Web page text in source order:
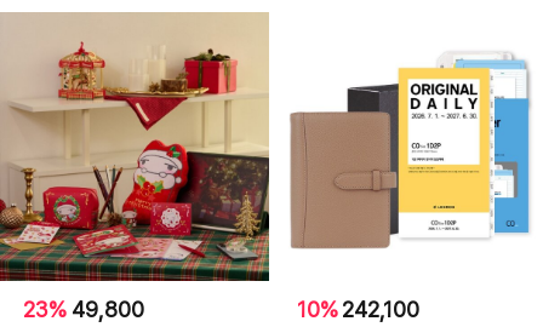
23% 49,800 10%242,100